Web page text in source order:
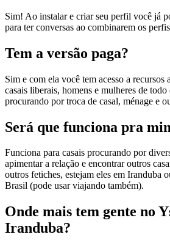
Sim! Ao instalar e criar seu perfil você já
para ter conversas ao combinarem os
Tem a versão paga?
Sim e com ela você tem acesso a recursos
casais liberais, homens e mulheres de
procurando por troca de casal, ménage e
Será que funciona pra
Funciona para casais procurando por
apimentar a relação e encontrar outros
outros fetiches, estejam eles em Iranduba
Brasil (pode usar viajando também).
Onde mais tem gente no
Iranduba?